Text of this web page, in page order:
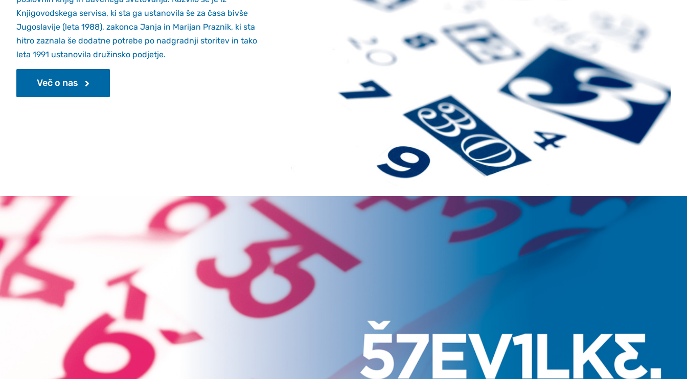
Knjigovodskega servisa, ki sta ga ustanovila še za časa bivše
Jugoslavije (leta 1988), zakonca Janja in Marijan Praznik, ki sta
hitro zaznala še dodatne potrebe po nadgradnji storitev in tako
leta 1991 ustanovila družinsko podjetje.
Več o nas